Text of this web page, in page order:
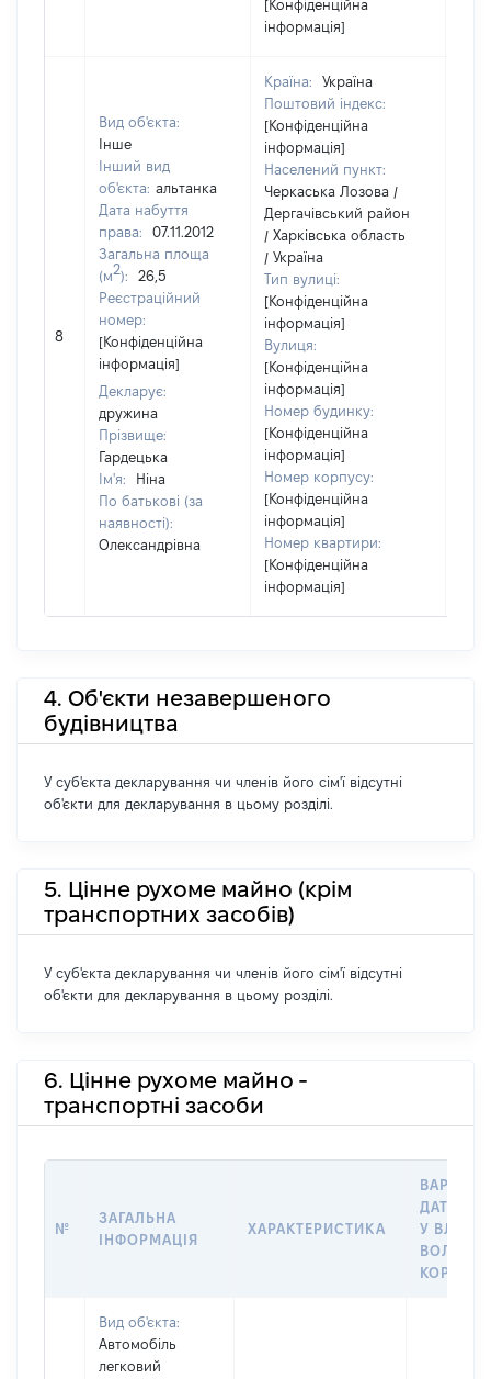
[Конфіденційна
інформація]
8
Вид об'єкта:
Інше
Інший вид
об'єкта: альтанка
Дата набуття
права:
07.11.2012
Загальна площа
(м2):
26,5
Реєстраційний
номер:
[Конфіденційна
інформація]
Декларує:
дружина
Прізвище:
Гардецька
Ім'я:
Ніна
По батькові (за
наявності):
Олександрівна
Країна:
Україна
Поштовий індекс:
[Конфіденційна
інформація]
Населений пункт:
Черкаська Лозова /
Дергачівський район
/ Харківська область
/ Україна
Тип вулиці:
[Конфіденційна
інформація]
Вулиця:
[Конфіденційна
інформація]
Номер будинку:
[Конфіденційна
інформація]
Номер корпусу:
[Конфіденційна
інформація]
Номер квартири:
[Конфіденційна
інформація]
4. Об'єкти незавершеного
будівництва
У суб'єкта декларування чи членів його сім'ї відсутні
об'єкти для декларування в цьому розділі.
5. Цінне рухоме майно (крім
транспортних засобів)
У суб'єкта декларування чи членів його сім'ї відсутні
об'єкти для декларування в цьому розділі.
6. Цінне рухоме майно -
транспортні засоби
№
ЗАГАЛЬНА
ІНФОРМАЦІЯ
ХАРАКТЕРИСТИКА
ДАТУ
У
Вид об'єкта:
Автомобіль
легковий